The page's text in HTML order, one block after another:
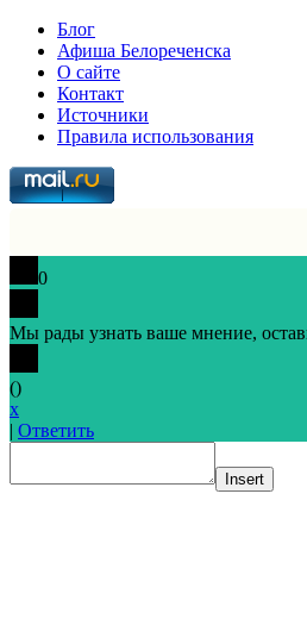
Блог
Афиша Белореченска
О сайте
Контакт
Источники
Правила использования
0
Мы рады узнать ваше мнение,
()
x
| Ответить
Insert